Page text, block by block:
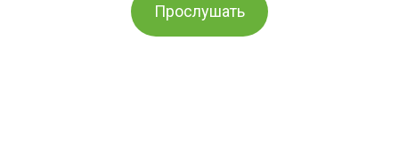
Прослушать